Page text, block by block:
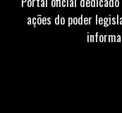
ações do poder